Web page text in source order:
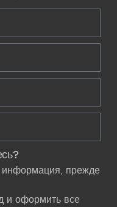
прежде
и оформить все